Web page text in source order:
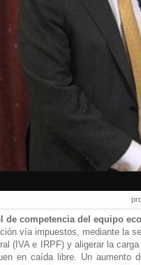
de competencia del equipo
vía impuestos, mediante la
(IVA e IRPF) y aligerar la
en caída libre. Un aumento